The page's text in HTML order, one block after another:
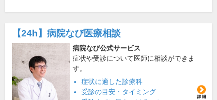
【24h】 病院なび医療相談
病院なび公式サービス
症状や受診について医師に相談ができま
す。
症状に適した診療科
受診の目安・タイミング